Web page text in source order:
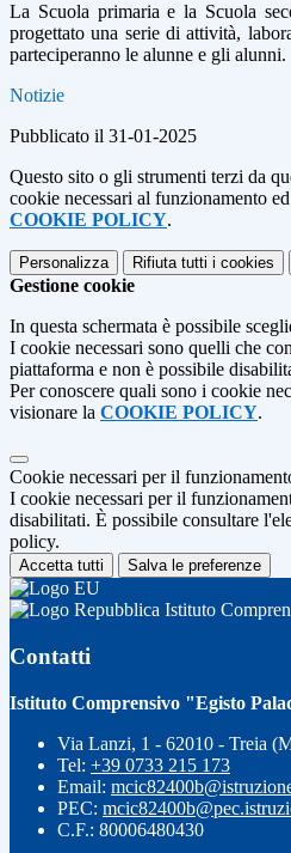
La Scuola primaria e la Scuola
progettato una serie di attività,
parteciperanno le alunne e gli alunni.
Notizie
Pubblicato il 31-01-2025
Questo sito o gli strumenti terzi da
cookie necessari al funzionamento
COOKIE POLICY.
Personalizza Rifiuta tutti i cookies
Gestione cookie
In questa schermata è possibile
I cookie necessari sono quelli che
piattaforma e non è possibile
Per conoscere quali sono i cookie
visionare la COOKIE POLICY.
Cookie necessari per il
I cookie necessari per il
disabilitati. È possibile consultare
policy.
Accetta tutti Salva le preferenze
Istituto
Contatti
Istituto Comprensivo "Egisto
Via Lanzi, 1 - 62010 - Treia
Tel: +39 0733 215 173
Email:
PEC:
C.F.: 80006480430